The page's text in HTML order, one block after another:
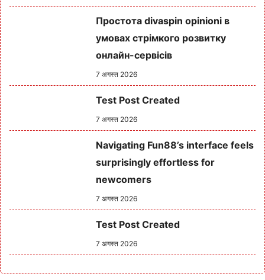
Простота divaspin opinioni в
умовах стрімкого розвитку
онлайн-сервісів
7 अगस्त 2026
Test Post Created
7 अगस्त 2026
Navigating Fun88’s interface feels
surprisingly effortless for
newcomers
7 अगस्त 2026
Test Post Created
7 अगस्त 2026